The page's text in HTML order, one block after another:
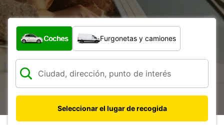
¿Qué tipo de vehículo?
Coches Furgonetas y camiones
Seleccionar el lugar de recogida